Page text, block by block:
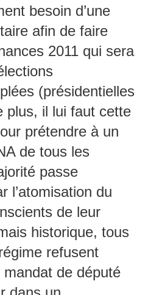
besoin d’une
afin de faire
2011 qui sera
(présidentielles
plus, il lui faut cette
prétendre à un
de tous les
passe
l’atomisation du
de leur
historique, tous
refusent
mandat de député